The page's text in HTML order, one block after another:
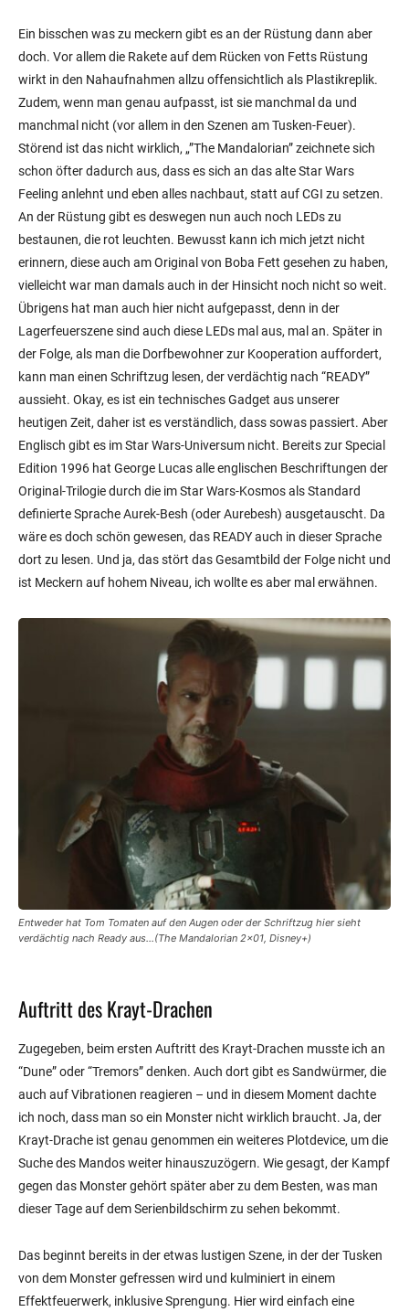
Ein bisschen was zu meckern gibt es an der Rüstung dann aber
doch. Vor allem die Rakete auf dem Rücken von Fetts Rüstung
wirkt in den Nahaufnahmen allzu offensichtlich als Plastikreplik.
Zudem, wenn man genau aufpasst, ist sie manchmal da und
manchmal nicht (vor allem in den Szenen am Tusken-Feuer).
Störend ist das nicht wirklich, „”The Mandalorian” zeichnete sich
schon öfter dadurch aus, dass es sich an das alte Star Wars
Feeling anlehnt und eben alles nachbaut, statt auf CGI zu setzen.
An der Rüstung gibt es deswegen nun auch noch LEDs zu
bestaunen, die rot leuchten. Bewusst kann ich mich jetzt nicht
erinnern, diese auch am Original von Boba Fett gesehen zu haben,
vielleicht war man damals auch in der Hinsicht noch nicht so weit.
Übrigens hat man auch hier nicht aufgepasst, denn in der
Lagerfeuerszene sind auch diese LEDs mal aus, mal an. Später in
der Folge, als man die Dorfbewohner zur Kooperation auffordert,
kann man einen Schriftzug lesen, der verdächtig nach “READY”
aussieht. Okay, es ist ein technisches Gadget aus unserer
heutigen Zeit, daher ist es verständlich, dass sowas passiert. Aber
Englisch gibt es im Star Wars-Universum nicht. Bereits zur Special
Edition 1996 hat George Lucas alle englischen Beschriftungen der
Original-Trilogie durch die im Star Wars-Kosmos als Standard
definierte Sprache Aurek-Besh (oder Aurebesh) ausgetauscht. Da
wäre es doch schön gewesen, das READY auch in dieser Sprache
dort zu lesen. Und ja, das stört das Gesamtbild der Folge nicht und
ist Meckern auf hohem Niveau, ich wollte es aber mal erwähnen.
Entweder hat Tom Tomaten auf den Augen oder der Schriftzug hier sieht
verdächtig nach Ready aus…(The Mandalorian 2×01, Disney+)
Auftritt des Krayt-Drachen
Zugegeben, beim ersten Auftritt des Krayt-Drachen musste ich an
“Dune” oder “Tremors” denken. Auch dort gibt es Sandwürmer, die
auch auf Vibrationen reagieren – und in diesem Moment dachte
ich noch, dass man so ein Monster nicht wirklich braucht. Ja, der
Krayt-Drache ist genau genommen ein weiteres Plotdevice, um die
Suche des Mandos weiter hinauszuzögern. Wie gesagt, der Kampf
gegen das Monster gehört später aber zu dem Besten, was man
dieser Tage auf dem Serienbildschirm zu sehen bekommt.
Das beginnt bereits in der etwas lustigen Szene, in der der Tusken
von dem Monster gefressen wird und kulminiert in einem
Effektfeuerwerk, inklusive Sprengung. Hier wird einfach eine